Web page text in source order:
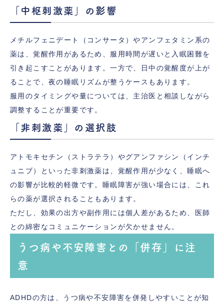
「中枢刺激薬」の影響
メチルフェニデート（コンサータ）やアンフェタミン系の
薬は、覚醒作用があるため、服用時間が遅いと入眠困難を
引き起こすことがあります。一方で、日中の覚醒度が上が
ることで、夜の睡眠リズムが整うケースもあります。
服用のタイミングや量については、主治医と相談しながら
調整することが重要です。
「非刺激薬」の選択肢
アトモキセチン（ストラテラ）やグアンファシン（インチ
ュニブ）といった非刺激薬は、覚醒作用が少なく、睡眠へ
の影響が比較的軽微です。睡眠障害が強い場合には、これ
らの薬が選択されることもあります。
ただし、効果の出方や副作用には個人差があるため、医師
との綿密なコミュニケーションが欠かせません。
うつ病や不安障害との「併存」に注
意
ADHDの方は、うつ病や不安障害を併発しやすいことが知